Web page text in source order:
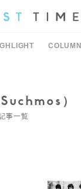
COLUMN
）
事一覧